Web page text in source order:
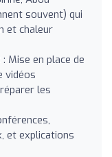
souvent) qui
et chaleur
: Mise en place de
vidéos
les
et explications